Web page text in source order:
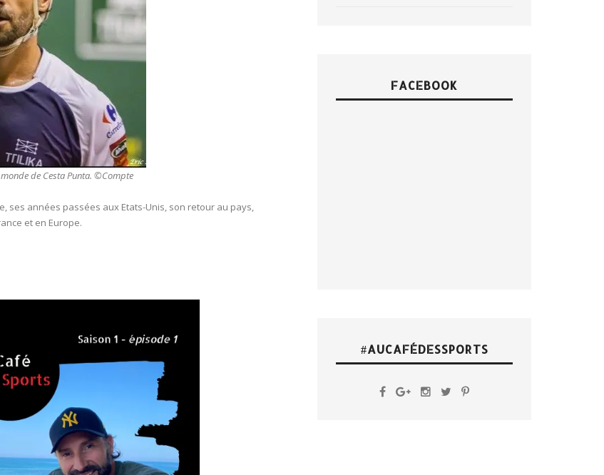
de Cesta Punta. ©Compte
ses années passées aux Etats-Unis, son retour au pays,
et en Europe.
FACEBOOK
#AUCAFÉDESSPORTS